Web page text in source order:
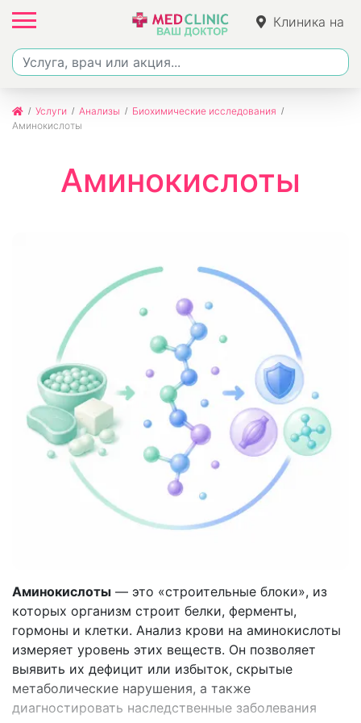
Клиника на
Джалиля
Услуги Анализы
Биохимические исследования
Аминокислоты
Аминокислоты
Аминокислоты — это «строительные блоки», из
которых организм строит белки, ферменты,
гормоны и клетки. Анализ крови на аминокислоты
измеряет уровень этих веществ. Он позволяет
выявить их дефицит или избыток, скрытые
метаболические нарушения, а также
диагностировать наследственные заболевания